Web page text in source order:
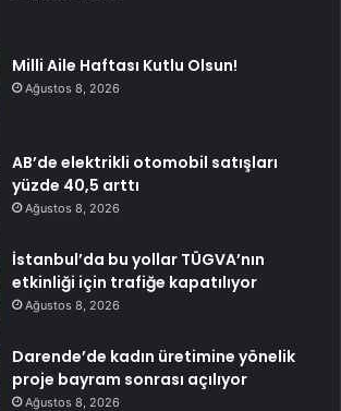
Milli Aile Haftası Kutlu Olsun!
Ağustos 8, 2026
AB’de elektrikli otomobil satışları
yüzde 40,5 arttı
Ağustos 8, 2026
İstanbul’da bu yollar TÜGVA’nın
etkinliği için trafiğe kapatılıyor
Ağustos 8, 2026
Darende’de kadın üretimine yönelik
proje bayram sonrası açılıyor
Ağustos 8, 2026